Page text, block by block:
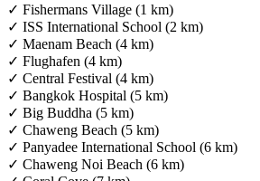
✓ Fishermans Village (1 km)
✓ ISS International School (2 km)
✓ Maenam Beach (4 km)
✓ Flughafen (4 km)
✓ Central Festival (4 km)
✓ Bangkok Hospital (5 km)
✓ Big Buddha (5 km)
✓ Chaweng Beach (5 km)
✓ Panyadee International School (6 km)
✓ Chaweng Noi Beach (6 km)